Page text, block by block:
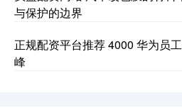
与保护的边界
正规配资平台推荐 4000 华为员
峰